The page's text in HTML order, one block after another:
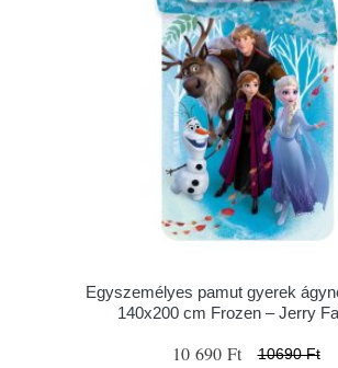
Egyszemélyes pamut gyerek
140x200 cm Frozen – Jerry
10 690 Ft 10690 Ft